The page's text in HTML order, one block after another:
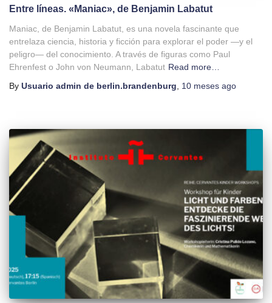
Entre líneas. «Maniac», de Benjamin Labatut
Maniac, de Benjamin Labatut, es una novela fascinante que
entrelaza ciencia, historia y ficción para explorar el poder —y el
peligro— del conocimiento. A través de figuras como Paul
Ehrenfest o John von Neumann, Labatut Read more…
By Usuario admin de berlin.brandenburg 10 meses ago